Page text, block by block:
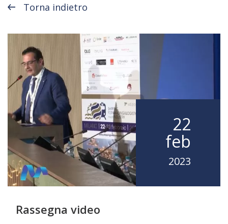
Torna indietro
22
feb
2023
Rassegna video